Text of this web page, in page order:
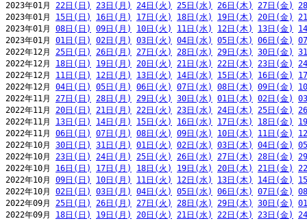
2023年01月 22日(日) 23日(月) 24日(火) 25日(水) 26日(木) 27日(金)
2023年01月 15日(日) 16日(月) 17日(火) 18日(水) 19日(木) 20日(金)
2023年01月 08日(日) 09日(月) 10日(火) 11日(水) 12日(木) 13日(金)
2023年01月 01日(日) 02日(月) 03日(火) 04日(水) 05日(木) 06日(金)
2022年12月 25日(日) 26日(月) 27日(火) 28日(水) 29日(木) 30日(金)
2022年12月 18日(日) 19日(月) 20日(火) 21日(水) 22日(木) 23日(金)
2022年12月 11日(日) 12日(月) 13日(火) 14日(水) 15日(木) 16日(金)
2022年12月 04日(日) 05日(月) 06日(火) 07日(水) 08日(木) 09日(金)
2022年11月 27日(日) 28日(月) 29日(火) 30日(水) 01日(木) 02日(金)
2022年11月 20日(日) 21日(月) 22日(火) 23日(水) 24日(木) 25日(金)
2022年11月 13日(日) 14日(月) 15日(火) 16日(水) 17日(木) 18日(金)
2022年11月 06日(日) 07日(月) 08日(火) 09日(水) 10日(木) 11日(金)
2022年10月 30日(日) 31日(月) 01日(火) 02日(水) 03日(木) 04日(金)
2022年10月 23日(日) 24日(月) 25日(火) 26日(水) 27日(木) 28日(金)
2022年10月 16日(日) 17日(月) 18日(火) 19日(水) 20日(木) 21日(金)
2022年10月 09日(日) 10日(月) 11日(火) 12日(水) 13日(木) 14日(金)
2022年10月 02日(日) 03日(月) 04日(火) 05日(水) 06日(木) 07日(金)
2022年09月 25日(日) 26日(月) 27日(火) 28日(水) 29日(木) 30日(金)
2022年09月 18日(日) 19日(月) 20日(火) 21日(水) 22日(木) 23日(金)